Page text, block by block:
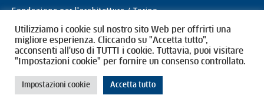
Fondazione per l'architettura / Torino
Designed by quattrolinee.it
Cookie Policy
Privacy Policy
Utilizziamo i cookie sul nostro sito Web per offrirti una
migliore esperienza. Cliccando su "Accetta tutto",
acconsenti all'uso di TUTTI i cookie. Tuttavia, puoi visitare
"Impostazioni cookie" per fornire un consenso controllato.
Impostazioni cookie Accetta tutto